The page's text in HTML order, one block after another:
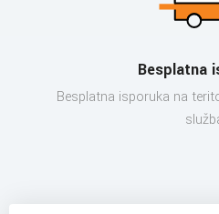
Besplatna
Besplatna isporuka na